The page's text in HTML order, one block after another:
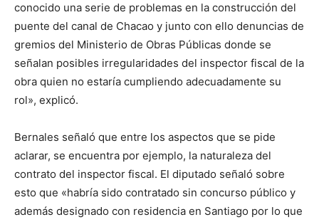
conocido una serie de problemas en la construcción del
puente del canal de Chacao y junto con ello denuncias de
gremios del Ministerio de Obras Públicas donde se
señalan posibles irregularidades del inspector fiscal de la
obra quien no estaría cumpliendo adecuadamente su
rol», explicó.
Bernales señaló que entre los aspectos que se pide
aclarar, se encuentra por ejemplo, la naturaleza del
contrato del inspector fiscal. El diputado señaló sobre
esto que «habría sido contratado sin concurso público y
además designado con residencia en Santiago por lo que